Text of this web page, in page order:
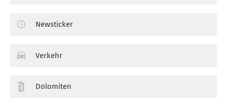
Newsticker
Verkehr
Dolomiten